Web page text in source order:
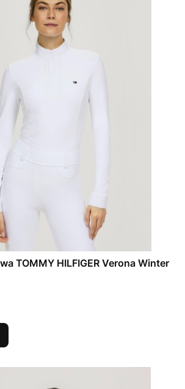
TOMMY HILFIGER Verona Winter